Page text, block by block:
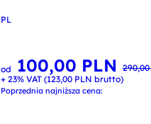
PL
od 290,00
Pierwotna
cena
wynosiła:
290,00 PLN.
100,00 PLN
Aktualna
cena
wynosi:
100,00 PLN.
+ 23% VAT (123,00 PLN brutto)
Poprzednia najniższa cena: